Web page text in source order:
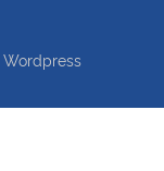
Wordpress